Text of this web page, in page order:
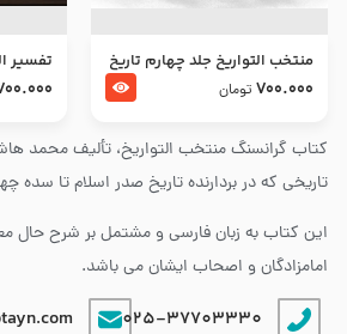
کتاب گرانسنگ منتخب التواريخ، تألیف محمد
تاریخی که در بردارنده تاریخ صدر اسلام تا
این کتاب به زبان فارسی و مشتمل بر شرح حال
امامزادگان و اصحاب ایشان می باشد.
025-37703330
منتخب التواریخ جلد چهارم تاریخ
امام زین العابدین و امام محمد
700.000 تومان
تفسير